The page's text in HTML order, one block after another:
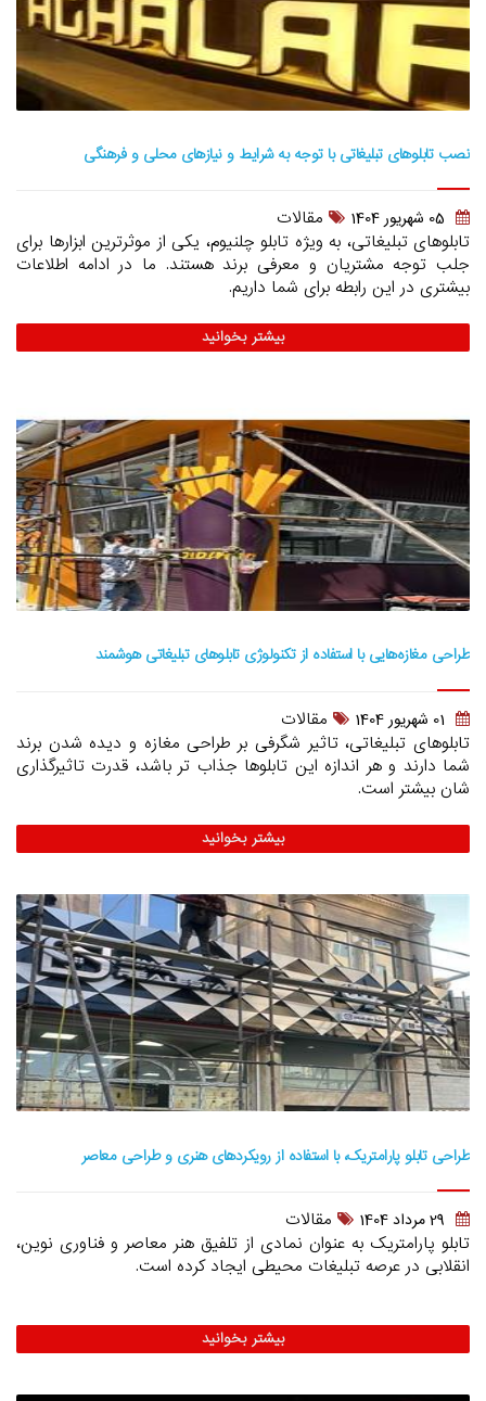
نصب تابلوهای تبلیغاتی با توجه به شرایط و نیازهای محلی و فرهنگی
05 شهريور 1404
مقالات
تابلوهای تبلیغاتی، به ویژه تابلو چلنیوم، یکی از موثرترین ابزارها برای
جلب توجه مشتریان و معرفی برند هستند. ما در ادامه اطلاعات
بیشتری در این رابطه برای شما داریم.
بیشتر بخوانید
طراحی مغازه‌هایی با استفاده از تکنولوژی تابلوهای تبلیغاتی هوشمند
01 شهريور 1404
مقالات
تابلوهای تبلیغاتی، تاثیر شگرفی بر طراحی مغازه و دیده شدن برند
شما دارند و هر اندازه این تابلوها جذاب تر باشد، قدرت تاثیرگذاری
شان بیشتر است.
بیشتر بخوانید
طراحی تابلو پارامتریک، با استفاده از رویکردهای هنری و طراحی معاصر
29 مرداد 1404
مقالات
تابلو پارامتریک به عنوان نمادی از تلفیق هنر معاصر و فناوری نوین،
انقلابی در عرصه تبلیغات محیطی ایجاد کرده است.
بیشتر بخوانید